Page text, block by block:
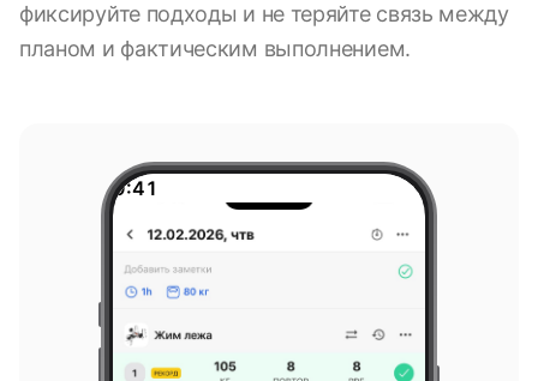
фиксируйте подходы и не теряйте связь между
планом и фактическим выполнением.
9:41